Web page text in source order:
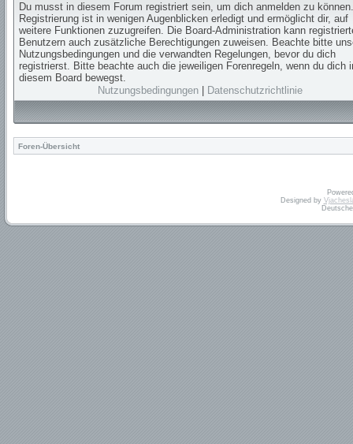
Du musst in diesem Forum registriert sein, um dich anmelden zu
Registrierung ist in wenigen Augenblicken erledigt und ermöglicht dir, auf
weitere Funktionen zuzugreifen. Die Board-Administration kann
Benutzern auch zusätzliche Berechtigungen zuweisen. Beachte bitte
Nutzungsbedingungen und die verwandten Regelungen, bevor du dich
registrierst. Bitte beachte auch die jeweiligen Forenregeln, wenn du dich
diesem Board bewegst.
Nutzungsbedingungen
Datenschutzrichtlinie
Foren-Übersicht
Designed by